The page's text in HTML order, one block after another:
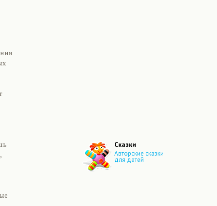
Сказки
Авторские сказки
для детей